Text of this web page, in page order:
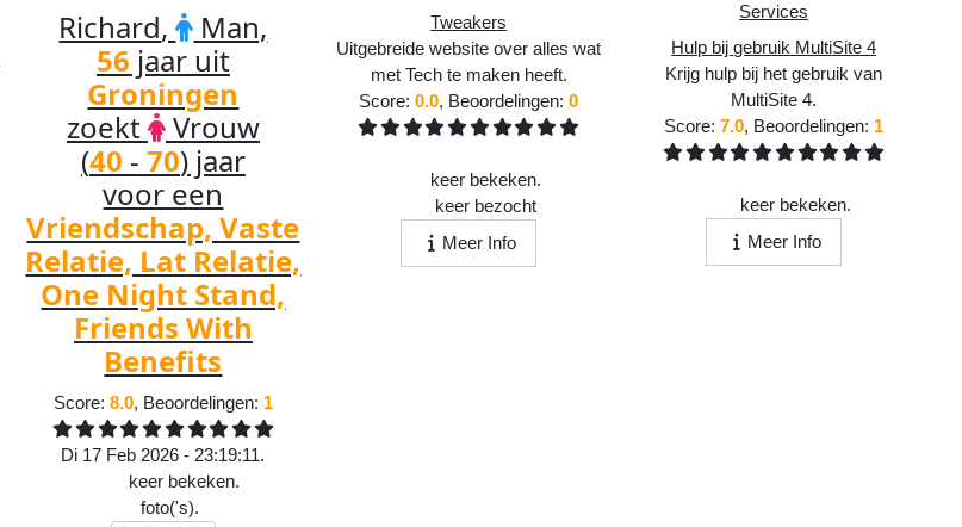
Richard,
Man,
56 jaar uit
Groningen
zoekt
Vrouw
(40 - 70) jaar
voor een
Vriendschap, Vaste
Relatie, Lat Relatie,
One Night Stand,
Friends With
Benefits
Score: 8.0, Beoordelingen: 1
Di 17 Feb 2026 - 23:19:11.
keer bekeken.
foto('s).
Tweakers
Uitgebreide website over alles wat
met Tech te maken heeft.
Score:0.0, Beoordelingen:0
keer bekeken.
keer bezocht
Meer Info
Services
Hulp bij gebruik MultiSite 4
Krijg hulp bij het gebruik van
MultiSite 4.
Score:7.0, Beoordelingen: 1
keer bekeken.
Meer Info